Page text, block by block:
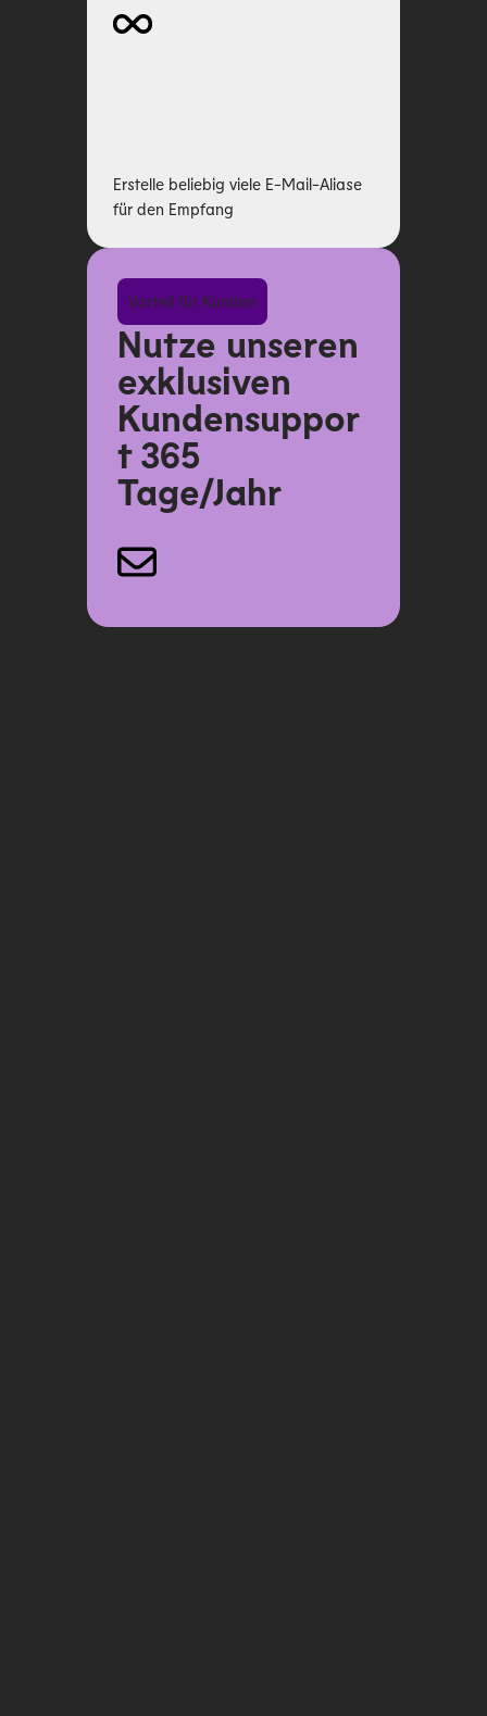
Erstelle beliebig viele E-Mail-Aliase
für den Empfang
Vorteil für Kunden
Nutze unseren
exklusiven
Kundensuppor
t 365
Tage/Jahr